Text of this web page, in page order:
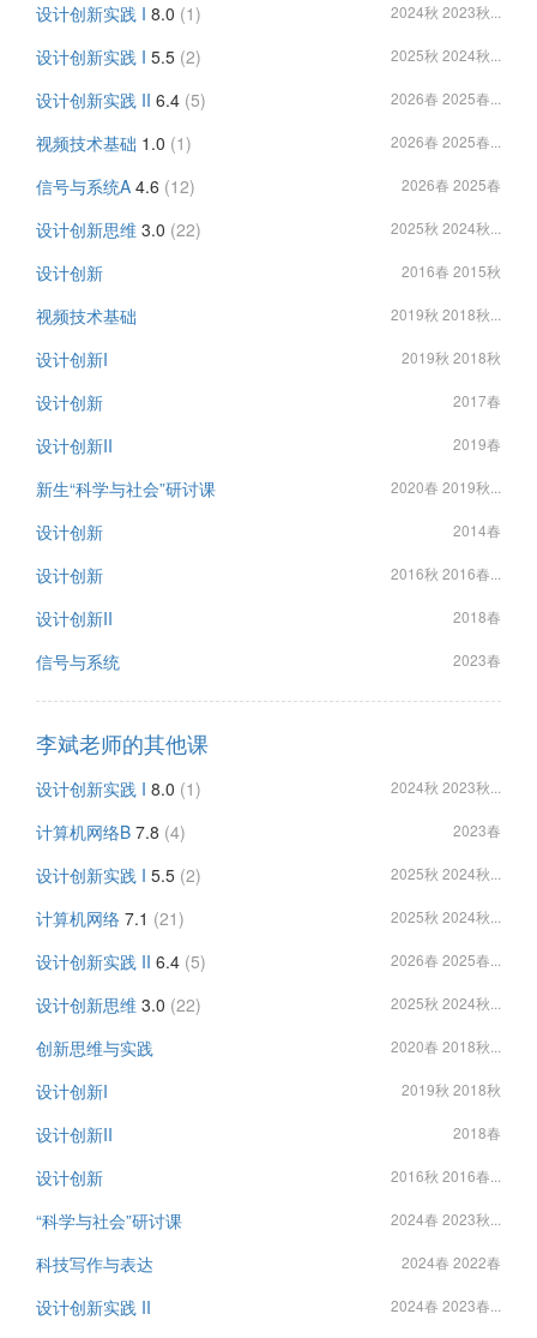
设计创新实践 I 8.0 (1) 2024秋 2023秋...
设计创新实践 I 5.5 (2) 2025秋 2024秋...
设计创新实践 II 6.4 (5) 2026春 2025春...
视频技术基础 1.0 (1) 2026春 2025春...
信号与系统A 4.6 (12) 2026春 2025春
设计创新思维 3.0 (22) 2025秋 2024秋...
设计创新 2016春 2015秋
视频技术基础 2019秋 2018秋...
设计创新I 2019秋 2018秋
设计创新 2017春
设计创新II 2019春
新生“科学与社会”研讨课 2020春 2019秋...
设计创新 2014春
设计创新 2016秋 2016春...
设计创新II 2018春
信号与系统 2023春
李斌老师的其他课
设计创新实践 I 8.0 (1) 2024秋 2023秋...
计算机网络B 7.8 (4) 2023春
设计创新实践 I 5.5 (2) 2025秋 2024秋...
计算机网络 7.1 (21) 2025秋 2024秋...
设计创新实践 II 6.4 (5) 2026春 2025春...
设计创新思维 3.0 (22) 2025秋 2024秋...
创新思维与实践 2020春 2018秋...
设计创新I 2019秋 2018秋
设计创新II 2018春
设计创新 2016秋 2016春...
“科学与社会”研讨课 2024春 2023秋...
科技写作与表达 2024春 2022春
设计创新实践 II 2024春 2023春...